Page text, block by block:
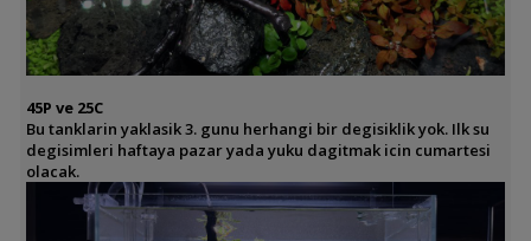
45P ve 25C
Bu tanklarin yaklasik 3. gunu herhangi bir degisiklik yok. Ilk su
degisimleri haftaya pazar yada yuku dagitmak icin cumartesi
olacak.